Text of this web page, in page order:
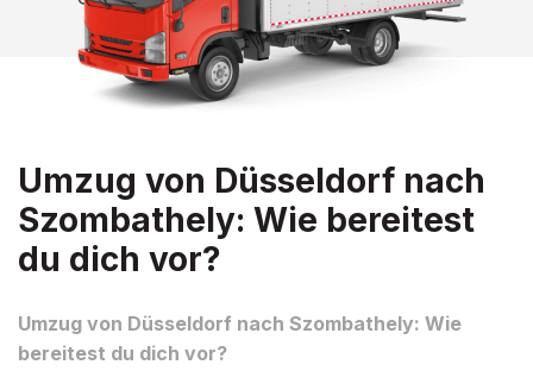
Umzug von Düsseldorf nach
Szombathely: Wie bereitest
du dich vor?
Umzug von Düsseldorf nach Szombathely: Wie
bereitest du dich vor?